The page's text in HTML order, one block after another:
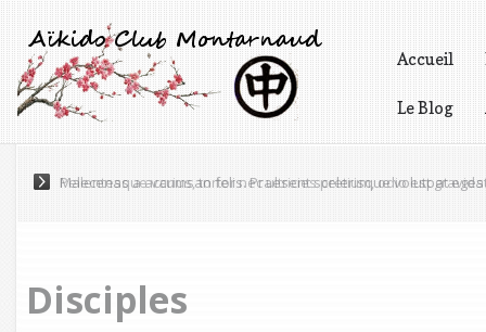
Accueil
Le Blog
Maecenas a accumsan felis. Praesent scelerisque volutpat
Disciples